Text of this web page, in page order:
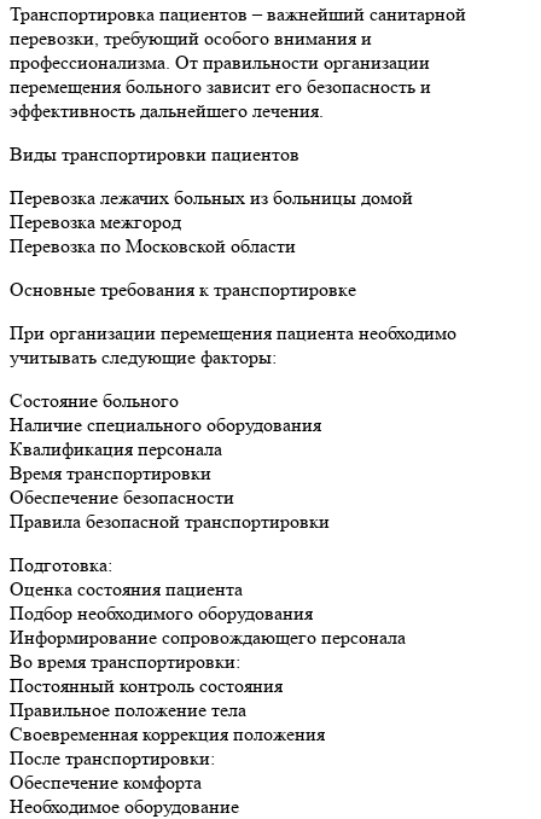
Транспортировка пациентов – важнейший санитарной
перевозки, требующий особого внимания и
профессионализма. От правильности организации
перемещения больного зависит его безопасность и
эффективность дальнейшего лечения.
Виды транспортировки пациентов
Перевозка лежачих больных из больницы домой
Перевозка межгород
Перевозка по Московской области
Основные требования к транспортировке
При организации перемещения пациента необходимо
учитывать следующие факторы:
Состояние больного
Наличие специального оборудования
Квалификация персонала
Время транспортировки
Обеспечение безопасности
Правила безопасной транспортировки
Подготовка:
Оценка состояния пациента
Подбор необходимого оборудования
Информирование сопровождающего персонала
Во время транспортировки:
Постоянный контроль состояния
Правильное положение тела
Своевременная коррекция положения
После транспортировки:
Обеспечение комфорта
Необходимое оборудование